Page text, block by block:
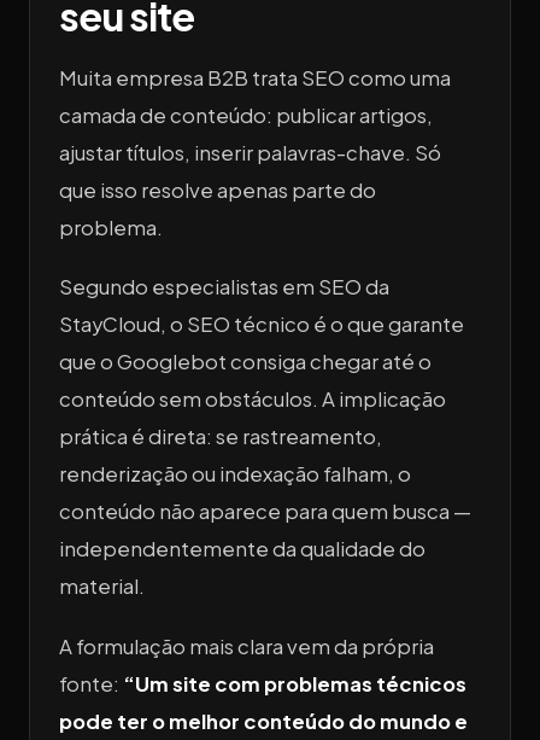
seu site
Muita empresa B2B trata SEO como uma
camada de conteúdo: publicar artigos,
ajustar títulos, inserir palavras-chave. Só
que isso resolve apenas parte do
problema.
Segundo especialistas em SEO da
StayCloud, o SEO técnico é o que garante
que o Googlebot consiga chegar até o
conteúdo sem obstáculos. A implicação
prática é direta: se rastreamento,
renderização ou indexação falham, o
conteúdo não aparece para quem busca —
independentemente da qualidade do
material.
A formulação mais clara vem da própria
fonte: “Um site com problemas técnicos
pode ter o melhor conteúdo do mundo e